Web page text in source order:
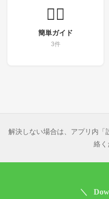
💁‍♀️
簡単ガイド
3件
解決しない場合は、アプリ内「
絡く
＼